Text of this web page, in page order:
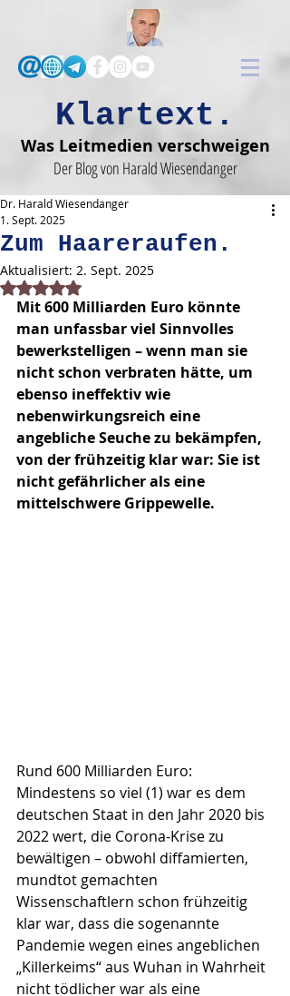
Klartext.
Was Leitmedien verschweigen
Der Blog von Harald Wiesendanger
Zum Haareraufen.
Dr. Harald Wiesendanger
1. Sept. 2025
Aktualisiert: 2. Sept. 2025
Mit NaN von 5 Sternen bewertet.
Mit 600 Milliarden Euro könnte
man unfassbar viel Sinnvolles
bewerkstelligen – wenn man sie
nicht schon verbraten hätte, um
ebenso ineffektiv wie
nebenwirkungsreich eine
angebliche Seuche zu bekämpfen,
von der frühzeitig klar war: Sie ist
nicht gefährlicher als eine
mittelschwere Grippewelle.
Rund 600 Milliarden Euro:
Mindestens so viel (1) war es dem
deutschen Staat in den Jahr 2020 bis
2022 wert, die Corona-Krise zu
bewältigen – obwohl diffamierten,
mundtot gemachten
Wissenschaftlern schon frühzeitig
klar war, dass die sogenannte
Pandemie wegen eines angeblichen
„Killerkeims“ aus Wuhan in Wahrheit
nicht tödlicher war als eine